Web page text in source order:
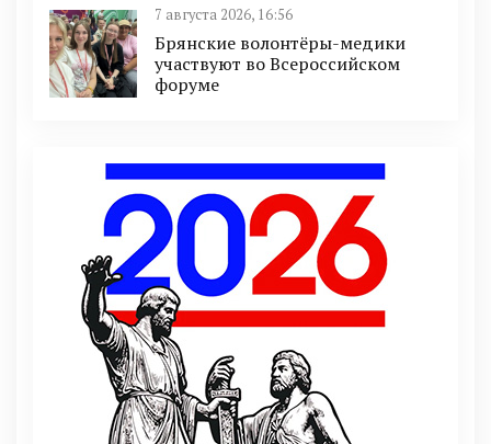
7 августа 2026, 16:56
Брянские волонтёры-медики
участвуют во Всероссийском
форуме